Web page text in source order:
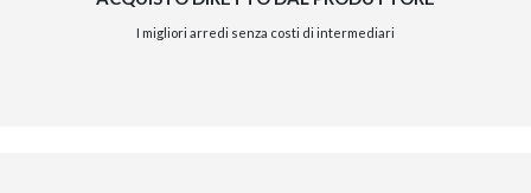
I migliori arredi senza costi di intermediari